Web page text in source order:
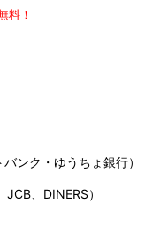
料！
ンク・ゆうちょ銀行）
、DINERS）